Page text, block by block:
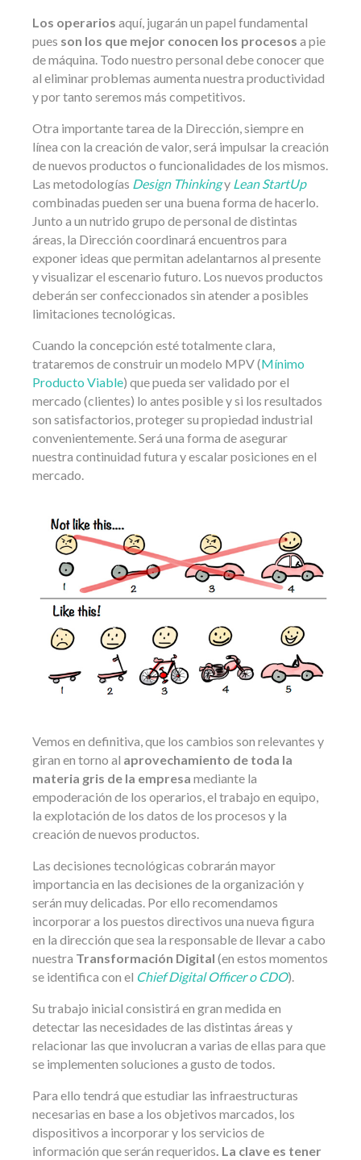
Los operarios aquí, jugarán un papel fundamental
pues son los que mejor conocen los procesos a pie
de máquina. Todo nuestro personal debe conocer que
al eliminar problemas aumenta nuestra productividad
y por tanto seremos más competitivos.
Otra importante tarea de la Dirección, siempre en
línea con la creación de valor, será impulsar la creación
de nuevos productos o funcionalidades de los mismos.
Las metodologías Design Thinkingy Lean StartUp
combinadas pueden ser una buena forma de hacerlo.
Junto a un nutrido grupo de personal de distintas
áreas, la Dirección coordinará encuentros para
exponer ideas que permitan adelantarnos al presente
y visualizar el escenario futuro. Los nuevos productos
deberán ser confeccionados sin atender a posibles
limitaciones tecnológicas.
Cuando la concepción esté totalmente clara,
trataremos de construir un modelo MPV (Mínimo
Producto Viable) que pueda ser validado por el
mercado (clientes) lo antes posible y si los resultados
son satisfactorios, proteger su propiedad industrial
convenientemente. Será una forma de asegurar
nuestra continuidad futura y escalar posiciones en el
mercado.
Vemos en definitiva, que los cambios son relevantes y
giran en torno al aprovechamiento de toda la
materia gris de la empresa mediante la
empoderación de los operarios, el trabajo en equipo,
la explotación de los datos de los procesos y la
creación de nuevos productos.
Las decisiones tecnológicas cobrarán mayor
importancia en las decisiones de la organización y
serán muy delicadas. Por ello recomendamos
incorporar a los puestos directivos una nueva figura
en la dirección que sea la responsable de llevar a cabo
nuestra Transformación Digital (en estos momentos
se identifica con el Chief Digital Officer o CDO).
Su trabajo inicial consistirá en gran medida en
detectar las necesidades de las distintas áreas y
relacionar las que involucran a varias de ellas para que
se implementen soluciones a gusto de todos.
Para ello tendrá que estudiar las infraestructuras
necesarias en base a los objetivos marcados, los
dispositivos a incorporar y los servicios de
información que serán requeridos. La clave es tener